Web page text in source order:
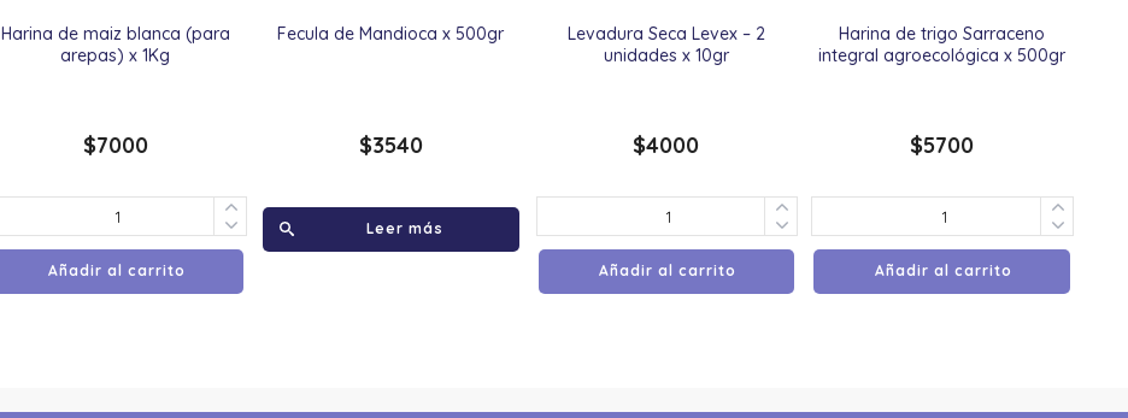
Harina de maiz blanca (para
arepas) x 1Kg
$7000
Añadir al carrito
Fecula de Mandioca x 500gr
$3540
Leer más
Levadura Seca Levex – 2
unidades x 10gr
$4000
Añadir al carrito
Harina de trigo Sarraceno
integral agroecológica x 500gr
$5700
Añadir al carrito